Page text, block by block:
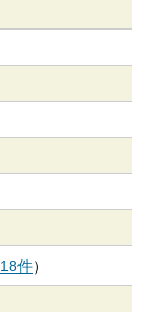
18件）